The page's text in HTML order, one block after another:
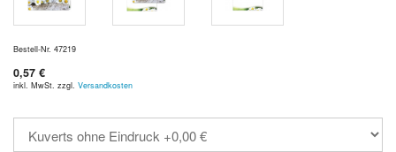
Bestell-Nr. 47219
0,57 €
inkl. MwSt. zzgl. Versandkosten